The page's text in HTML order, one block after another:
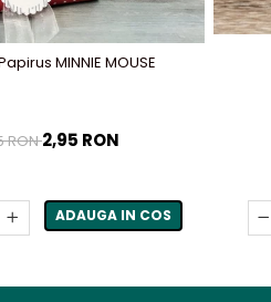
MINNIE MOUSE
RON2,95 RON
ADAUGA IN COS